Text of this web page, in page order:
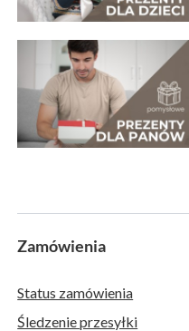
Zamówienia
Status zamówienia
Śledzenie przesyłki